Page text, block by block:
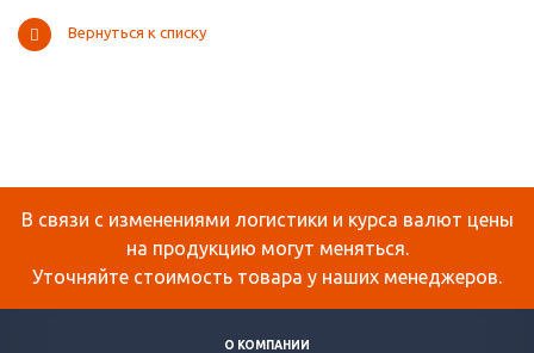
Вернуться к списку
В связи с изменениями логистики и курса валют цены
на продукцию могут меняться.
Уточняйте стоимость товара у наших менеджеров.
О КОМПАНИИ